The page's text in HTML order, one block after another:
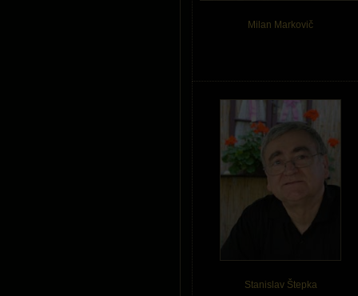
Milan Markovič
Stanislav Štepka